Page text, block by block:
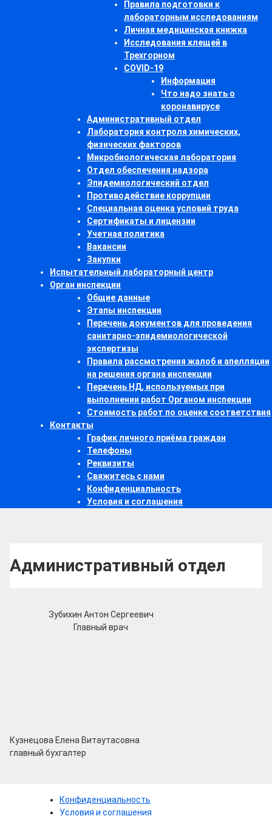
Правила подготовки к
лабораторным исследованиям
Личная медицинская книжка
Исследования клещей в
Трехгорном
COVID-19
Информация
Что надо знать о
коронавирусе
Административный отдел
Лаборатория контроля химических,
физических факторов
Микробиологическая лаборатория
Отдел обеспечения надзора
Эпидемиологический отдел
Противодействие коррупции
Специальная оценка условий труда
Сертификаты и лицензии
Учетная политика
Вакансии
Закупки
Испытательный лабораторный центр
Орган инспекции
Общие данные
Этапы инспекции
Перечень документов для проведения
санитарно-эпидемиологической
экспертизы
Правила рассмотрения жалоб и апелляции
на решения органа инспекции
Перечень НД, используемых при
выполнении работ Органом инспекции
Стоимость работ по оценке соответствия
Контакты
График личного приёма граждан
Телефоны
Реквизиты
Свяжитесь с нами
Конфиденциальность
Условия и соглашения
Административный отдел
Зубихин Антон Сергеевич
Главный врач
Кузнецова Елена Витаутасовна
главный бухгалтер
Конфиденциальность
Условия и соглашения